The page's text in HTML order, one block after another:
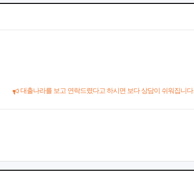
대출나라를 보고 연락드렸다고 하시면 보다 상담이 쉬워집니다.